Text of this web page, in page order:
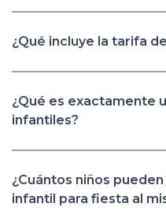
¿Qué incluye la tarifa
¿Qué es exactamente
infantiles?
¿Cuántos niños
infantil para fiesta al